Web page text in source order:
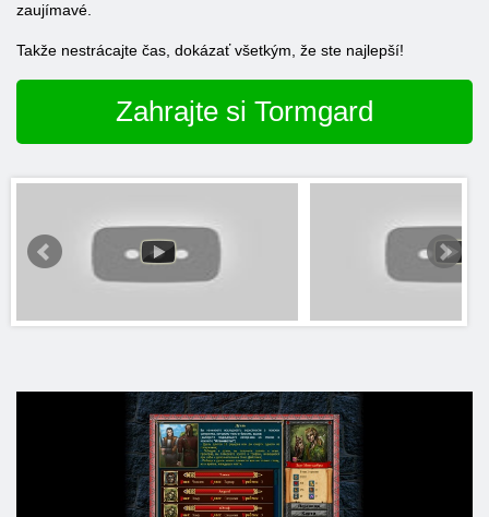
zaujímavé.
Takže nestrácajte čas, dokázať všetkým, že ste najlepší!
Zahrajte si Tormgard